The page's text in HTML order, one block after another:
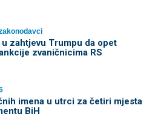
u zahtjevu Trumpu da opet
zvaničnicima RS
imena u utrci za četiri mjesta
BiH